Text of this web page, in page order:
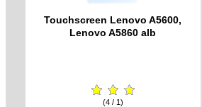
Touchscreen Lenovo A5600,
Lenovo A5860 alb
(4 / 1)